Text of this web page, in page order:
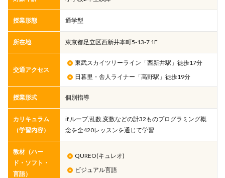
授業形態 通学型
所在地 東京都足立区西新井本町5-13-7 1F
交通アクセス
東武スカイツリーライン「西新井駅」徒歩17分
日暮里・舎人ライナー「高野駅」徒歩19分
授業形式 個別指導
カリキュラム
（学習内容）
if,ループ,乱数,変数などの計32ものプログラミング概
念を全420レッスンを通じて学習
教材（ハー
ド・ソフト・
言語）
QUREO(キュレオ)
ビジュアル言語